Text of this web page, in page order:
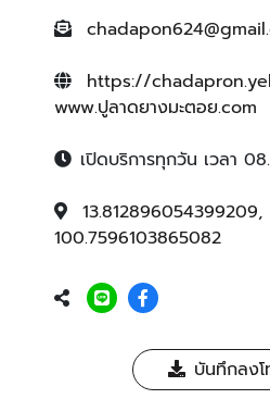
https://
www.ปูลาดยางมะตอย.com
เปิดบริการทุกวัน เวลา
13.812896054399209,
100.7596103865082
บันทึกลง